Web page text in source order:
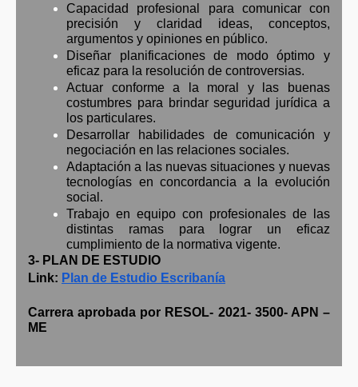
Capacidad profesional para comunicar con
precisión y claridad ideas, conceptos,
argumentos y opiniones en público.
Diseñar planificaciones de modo óptimo y
eficaz para la resolución de controversias.
Actuar conforme a la moral y las buenas
costumbres para brindar seguridad jurídica a
los particulares.
Desarrollar habilidades de comunicación y
negociación en las relaciones sociales.
Adaptación a las nuevas situaciones y nuevas
tecnologías en concordancia a la evolución
social.
Trabajo en equipo con profesionales de las
distintas ramas para lograr un eficaz
cumplimiento de la normativa vigente.
3- PLAN DE ESTUDIO
Link: Plan de Estudio Escribanía
Carrera aprobada por RESOL- 2021- 3500- APN –
ME